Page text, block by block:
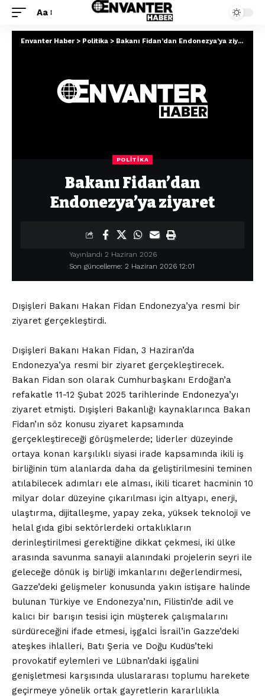
Aa
Envanter Haber > Politika > Bakanı Fidan’dan Endonezya’ya ziyaret
POLITIKA
Bakanı Fidan’dan
Endonezya’ya ziyaret
Son güncelleme: 2 Haziran 2026 12:01
Yayınlandı 2 Haziran 2026
Dışişleri Bakanı Hakan Fidan Endonezya’ya resmi bir
ziyaret gerçekleştirdi.
Dışişleri Bakanı Hakan Fidan, 3 Haziran’da
Endonezya’ya resmi bir ziyaret gerçekleştirecek.
Bakan Fidan son olarak Cumhurbaşkanı Erdoğan’a
refakatle 11-12 Şubat 2025 tarihlerinde Endonezya’yı
ziyaret etmişti. Dışişleri Bakanlığı kaynaklarınca Bakan
Fidan’ın söz konusu ziyaret kapsamında
gerçekleştireceği görüşmelerde; liderler düzeyinde
ortaya konan karşılıklı siyasi irade kapsamında ikili iş
birliğinin tüm alanlarda daha da geliştirilmesini teminen
atılabilecek adımları ele alması, ikili ticaret hacminin 10
milyar dolar düzeyine çıkarılması için altyapı, enerji,
ulaştırma, dijitalleşme, yapay zeka, yüksek teknoloji ve
helal gıda gibi sektörlerdeki ortaklıkların
derinleştirilmesi gerektiğine dikkat çekmesi, iki ülke
arasında savunma sanayii alanındaki projelerin seyri ile
geleceğe dönük iş birliği imkanlarını değerlendirmesi,
Gazze’deki gelişmeler konusunda yakın istişare halinde
bulunan Türkiye ve Endonezya’nın, Filistin’de adil ve
kalıcı bir barışın tesisi için müşterek çalışmalarını
sürdüreceğini ifade etmesi, işgalci İsrail’in Gazze’deki
ateşkes ihlalleri, Batı Şeria ve Doğu Kudüs’teki
provokatif eylemleri ve Lübnan’daki işgalini
genişletmesi karşısında uluslararası toplumu harekete
geçirmeye yönelik ortak gayretlerin kararlılıkla